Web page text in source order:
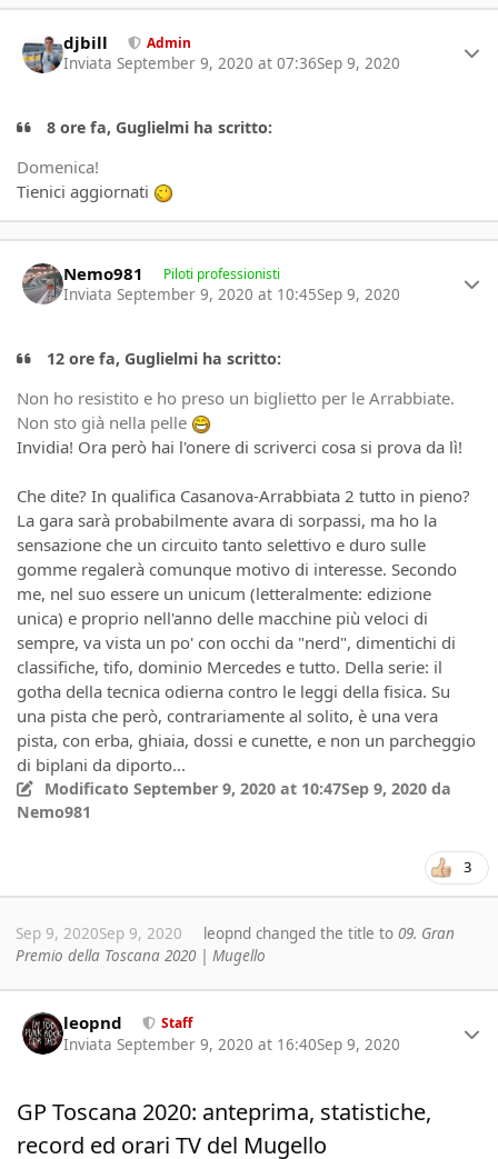
djbill Admin
Inviata September 9, 2020 at 07:36Sep 9, 2020
8 ore fa, Guglielmi ha scritto:
Domenica!
Tienici aggiornati
Nemo981 Piloti professionisti
Inviata September 9, 2020 at 10:45Sep 9, 2020
12 ore fa, Guglielmi ha scritto:
Non ho resistito e ho preso un biglietto per le Arrabbiate.
Non sto già nella pelle
Invidia! Ora però hai l'onere di scriverci cosa si prova da lì!
Che dite? In qualifica Casanova-Arrabbiata 2 tutto in pieno?
La gara sarà probabilmente avara di sorpassi, ma ho la
sensazione che un circuito tanto selettivo e duro sulle
gomme regalerà comunque motivo di interesse. Secondo
me, nel suo essere un unicum (letteralmente: edizione
unica) e proprio nell'anno delle macchine più veloci di
sempre, va vista un po' con occhi da "nerd", dimentichi di
classifiche, tifo, dominio Mercedes e tutto. Della serie: il
gotha della tecnica odierna contro le leggi della fisica. Su
una pista che però, contrariamente al solito, è una vera
pista, con erba, ghiaia, dossi e cunette, e non un parcheggio
di biplani da diporto...
ModificatoSeptember 9, 2020 at 10:47Sep 9, 2020 da
Nemo981
3
Sep 9, 2020Sep 9, 2020 leopnd changed the title to 09. Gran
Premio della Toscana 2020 | Mugello
leopnd Staff
Inviata September 9, 2020 at 16:40Sep 9, 2020
GP Toscana 2020: anteprima, statistiche,
record ed orari TV del Mugello